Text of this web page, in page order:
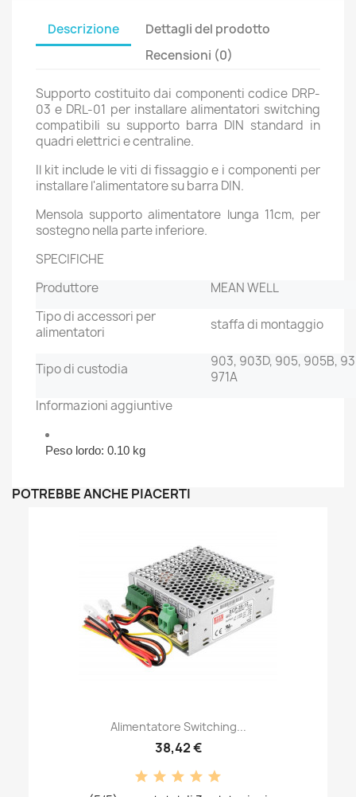
Descrizione
Dettagli del prodotto
Recensioni (0)
Supporto costituito dai componenti codice DRP-
03 e DRL-01 per installare alimentatori switching
compatibili su supporto barra DIN standard in
quadri elettrici e centraline.
Il kit include le viti di fissaggio e i componenti per
installare l'alimentatore su barra DIN.
Mensola supporto alimentatore lunga 11cm, per
sostegno nella parte inferiore.
SPECIFICHE
Produttore
MEAN WELL
Tipo di accessori per
alimentatori
staffa di montaggio
Tipo di custodia
903, 903D, 905, 905B,
971A
Informazioni aggiuntive
Peso lordo: 0.10 kg
POTREBBE ANCHE PIACERTI
Alimentatore Switching...
38,42 €